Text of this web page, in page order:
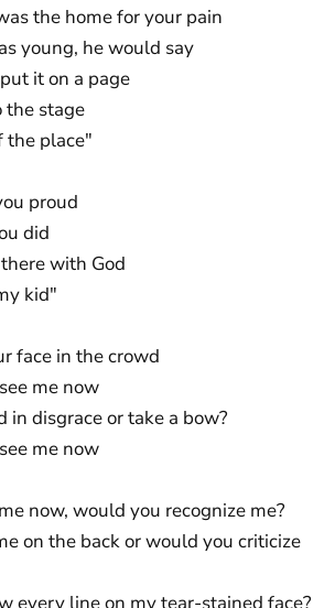
the home for your pain
young, he would say
it on a page
the stage
the place"
proud
did
with God
kid"
face in the crowd
me now
in disgrace or take a bow?
me now
now, would you recognize me?
on the back or would you criticize